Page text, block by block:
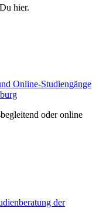
hier.
oder online